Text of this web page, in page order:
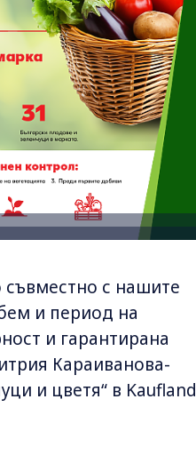
съвместно с нашите
и период на
и гарантирана
Караиванова-
и цветя“ в Kaufland